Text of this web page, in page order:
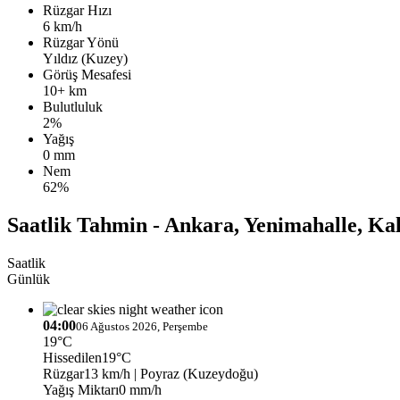
Rüzgar Hızı
6 km/h
Rüzgar Yönü
Yıldız (Kuzey)
Görüş Mesafesi
10+ km
Bulutluluk
2%
Yağış
0 mm
Nem
62%
Saatlik Tahmin - Ankara, Yenimahalle,
Saatlik
Günlük
04:0006 Ağustos 2026, Perşembe
19°C
Hissedilen19°C
Rüzgar13 km/h | Poyraz (Kuzeydoğu)
Yağış Miktarı0 mm/h